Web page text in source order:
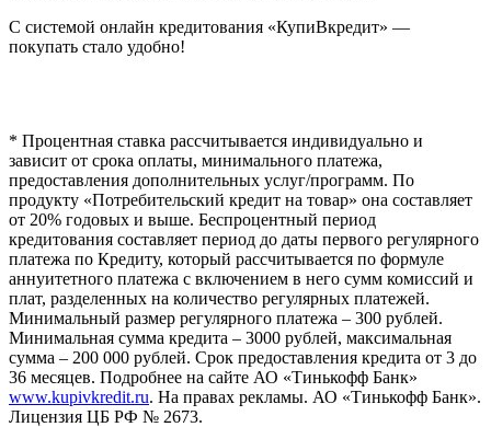
С системой онлайн кредитования «КупиВкредит» —
покупать стало удобно!
* Процентная ставка рассчитывается индивидуально и
зависит от срока оплаты, минимального платежа,
предоставления дополнительных услуг/программ. По
продукту «Потребительский кредит на товар» она составляет
от 20% годовых и выше. Беспроцентный период
кредитования составляет период до даты первого регулярного
платежа по Кредиту, который рассчитывается по формуле
аннуитетного платежа с включением в него сумм комиссий и
плат, разделенных на количество регулярных платежей.
Минимальный размер регулярного платежа – 300 рублей.
Минимальная сумма кредита – 3000 рублей, максимальная
сумма – 200 000 рублей. Срок предоставления кредита от 3 до
36 месяцев. Подробнее на сайте АО «Тинькофф Банк»
www.kupivkredit.ru. На правах рекламы. АО «Тинькофф Банк».
Лицензия ЦБ РФ № 2673.